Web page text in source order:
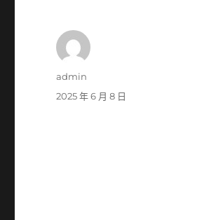
作
admin
發
2025 年 6 月 8 日